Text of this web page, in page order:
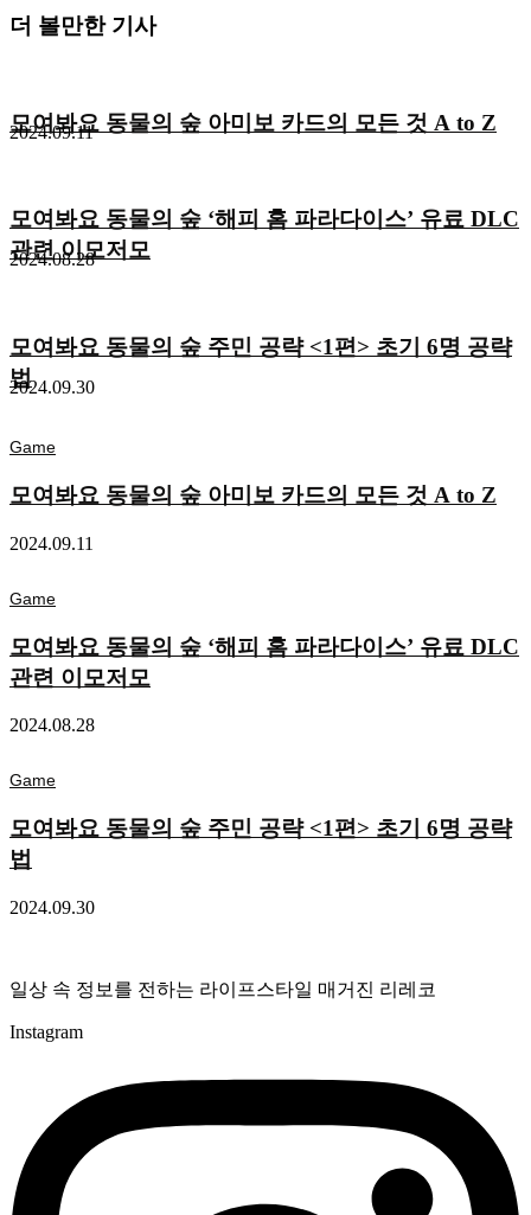
더 볼만한 기사
모여봐요 동물의 숲 아미보 카드의 모든 것 A to Z
2024.09.11
모여봐요 동물의 숲 ‘해피 홈 파라다이스’ 유료 DLC
관련 이모저모
2024.08.28
모여봐요 동물의 숲 주민 공략 <1편> 초기 6명 공략
법
2024.09.30
Game
모여봐요 동물의 숲 아미보 카드의 모든 것 A to Z
2024.09.11
Game
모여봐요 동물의 숲 ‘해피 홈 파라다이스’ 유료 DLC
관련 이모저모
2024.08.28
Game
모여봐요 동물의 숲 주민 공략 <1편> 초기 6명 공략
법
2024.09.30
일상 속 정보를 전하는 라이프스타일 매거진 리레코
Instagram